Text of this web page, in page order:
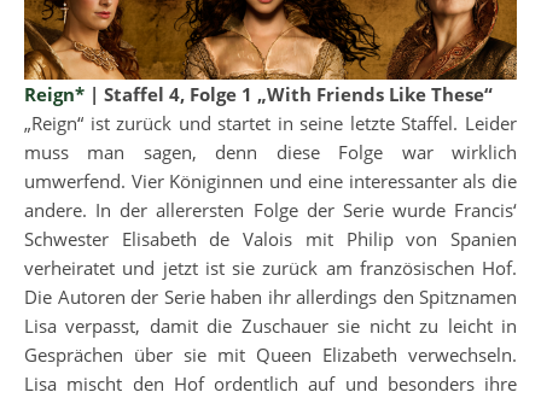
Reign* | Staffel 4, Folge 1 „With Friends Like These“
„Reign“ ist zurück und startet in seine letzte Staffel. Leider
muss man sagen, denn diese Folge war wirklich
umwerfend. Vier Königinnen und eine interessanter als die
andere. In der allerersten Folge der Serie wurde Francis‘
Schwester Elisabeth de Valois mit Philip von Spanien
verheiratet und jetzt ist sie zurück am französischen Hof.
Die Autoren der Serie haben ihr allerdings den Spitznamen
Lisa verpasst, damit die Zuschauer sie nicht zu leicht in
Gesprächen über sie mit Queen Elizabeth verwechseln.
Lisa mischt den Hof ordentlich auf und besonders ihre